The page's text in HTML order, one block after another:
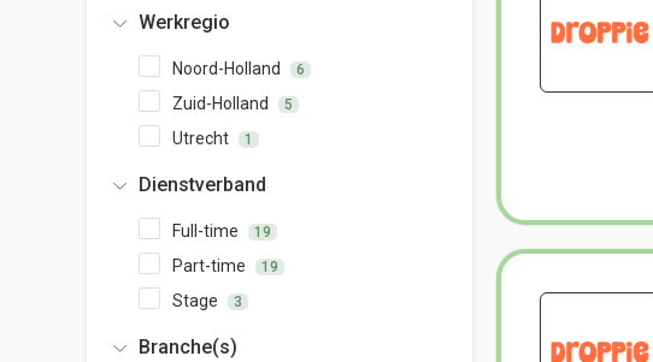
Werkregio
Noord-Holland 6
Zuid-Holland 5
Utrecht 1
Dienstverband
Full-time 19
Part-time 19
Stage 3
Branche(s)